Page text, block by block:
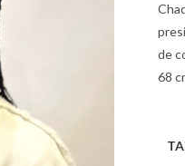
de
68